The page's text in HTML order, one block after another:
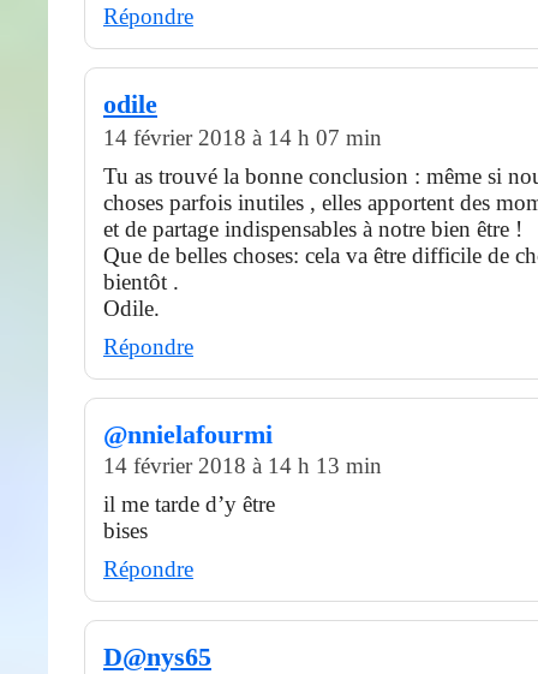
Répondre
odile
14 février 2018 à 14 h 07 min
Tu as trouvé la bonne conclusion : même si
choses parfois inutiles , elles apportent des
et de partage indispensables à notre bien être !
Que de belles choses: cela va être difficile de
bientôt .
Odile.
Répondre
@nnielafourmi
14 février 2018 à 14 h 13 min
il me tarde d’y être
bises
Répondre
D@nys65